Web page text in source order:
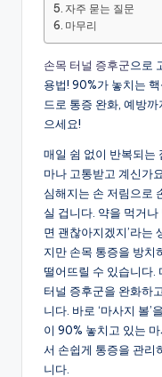
자주 묻는 질문
마무리
손목 터널 증후군으로
용법! 90%가 놓치는
드로 통증 완화, 예방
으세요!
매일 쉼 없이 반복되는
마나 고통받고 계신가
심해지는 손 저림으로
실 겁니다. 약을 먹거나
면 괜찮아지겠지’라는
지만 손목 통증을 방치
떨어뜨릴 수 있습니다.
터널 증후군을 완화하
니다. 바로 ‘마사지 볼
이 90% 놓치고 있는
서 손쉽게 통증을 관리
니다.